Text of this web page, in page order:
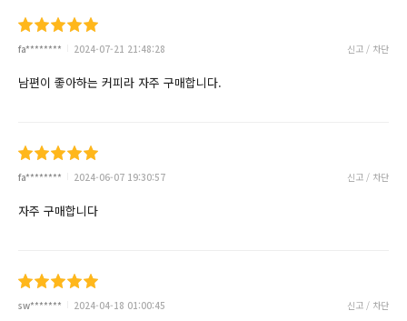
fa******** 2024-07-21 21:48:28 신고 / 차단
남편이 좋아하는 커피라 자주 구매합니다.
fa******** 2024-06-07 19:30:57 신고 / 차단
자주 구매합니다
sw******* 2024-04-18 01:00:45 신고 / 차단